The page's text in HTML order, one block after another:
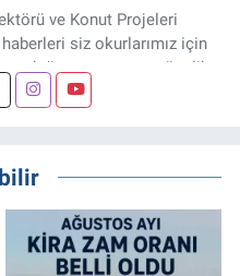
ve Konut Projeleri
siz okurlarımız için
doğru ve yatırıma yönelik
paylaşan bir haber